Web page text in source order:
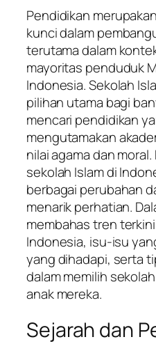
Pendidikan
kunci dalam
terutama dalam
mayoritas penduduk
Indonesia. Sekolah
pilihan utama bagi
mencari pendidikan
mengutamakan
nilai agama dan
sekolah Islam di
berbagai perubahan
menarik perhatian.
membahas tren
Indonesia, isu-isu
yang dihadapi, serta
dalam memilih
anak mereka.
Sejarah dan